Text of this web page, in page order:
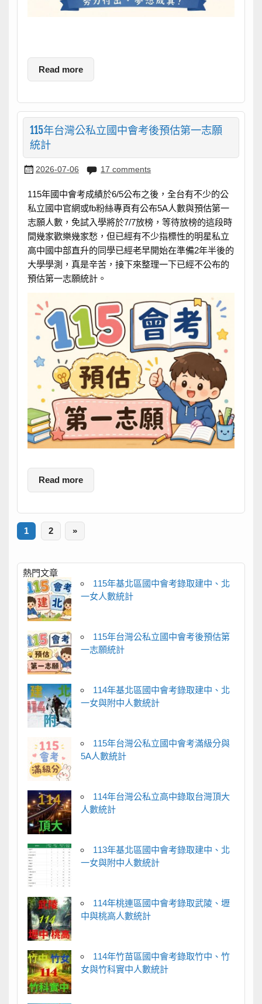
Read more
115年台灣公私立國中會考後預估第一志願
統計
2026-07-06 17 comments
115年國中會考成績於6/5公布之後，全台有不少的公
私立國中官網或fb粉絲專頁有公布5A人數與預估第一
志願人數，免試入學將於7/7放榜，等待放榜的這段時
間幾家歡樂幾家愁，但已經有不少指標性的明星私立
高中國中部直升的同學已經老早開始在準備2年半後的
大學學測，真是辛苦，接下來整理一下已經不公布的
預估第一志願統計。
Read more
1 2 »
熱門文章
115年基北區國中會考錄取建中、北
一女人數統計
115年台灣公私立國中會考後預估第
一志願統計
114年基北區國中會考錄取建中、北
一女與附中人數統計
115年台灣公私立國中會考滿級分與
5A人數統計
114年台灣公私立高中錄取台灣頂大
人數統計
113年基北區國中會考錄取建中、北
一女與附中人數統計
114年桃連區國中會考錄取武陵、壢
中與桃高人數統計
114年竹苗區國中會考錄取竹中、竹
女與竹科實中人數統計